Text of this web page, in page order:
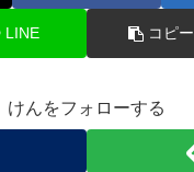
LINE コピー
けんをフォローする